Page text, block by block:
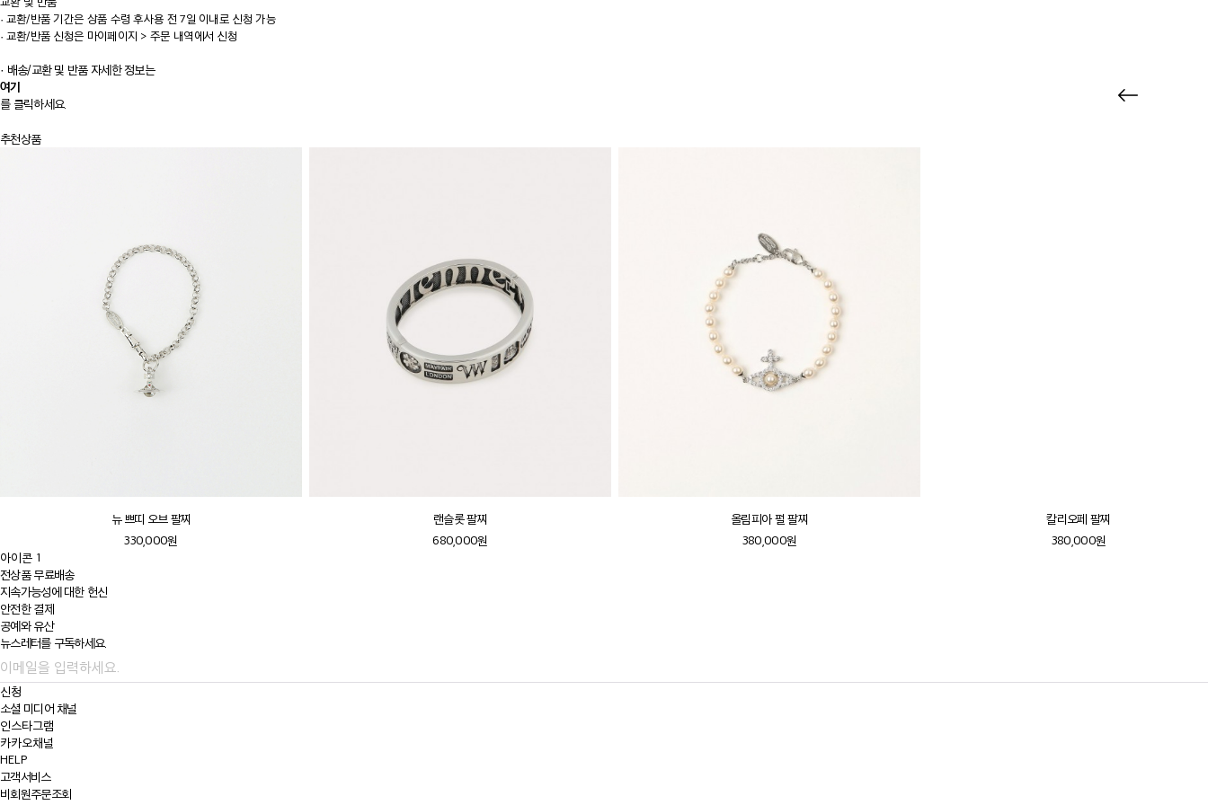
· 교환/반품 기간은 상품 수령 후사용 전 7일 이내로 신청 가능
· 교환/반품 신청은 마이페이지 > 주문 내역에서 신청
· 배송/교환 및 반품 자세한 정보는
여기
를 클릭하세요.
추천상품
뉴 쁘띠 오브 팔찌
330,000원
랜슬롯 팔찌
680,000원
올림피아 펄 팔찌
380,000원
칼리오페 팔찌
380,000원
아이콘 1
전상품 무료배송
지속가능성에 대한 헌신
안전한 결제
공예와 유산
뉴스레터를 구독하세요.
신청
소셜 미디어 채널
인스타그램
카카오채널
HELP
고객서비스
비회원주문조회